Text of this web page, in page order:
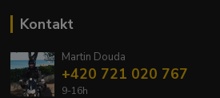
Kontakt
Martin Douda
+420 721 020 767
9-16h